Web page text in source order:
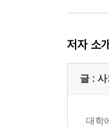
저자 소
글 : 사
대학